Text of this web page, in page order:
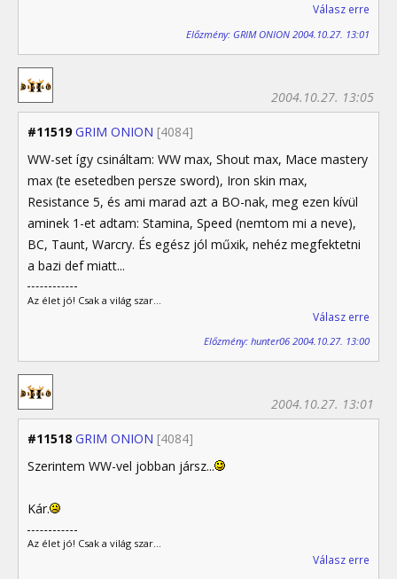
Válasz erre
Előzmény: GRIM ONION 2004.10.27. 13:01
#11519 GRIM ONION [4084]
2004.10.27. 13:05
WW-set így csináltam: WW max, Shout max, Mace mastery
max (te esetedben persze sword), Iron skin max,
Resistance 5, és ami marad azt a BO-nak, meg ezen kívül
aminek 1-et adtam: Stamina, Speed (nemtom mi a neve),
BC, Taunt, Warcry. És egész jól műxik, nehéz megfektetni
a bazi def miatt...
Az élet jó! Csak a világ szar...
Válasz erre
Előzmény: hunter06 2004.10.27. 13:00
#11518 GRIM ONION [4084]
2004.10.27. 13:01
Szerintem WW-vel jobban jársz...
Kár.
Az élet jó! Csak a világ szar...
Válasz erre